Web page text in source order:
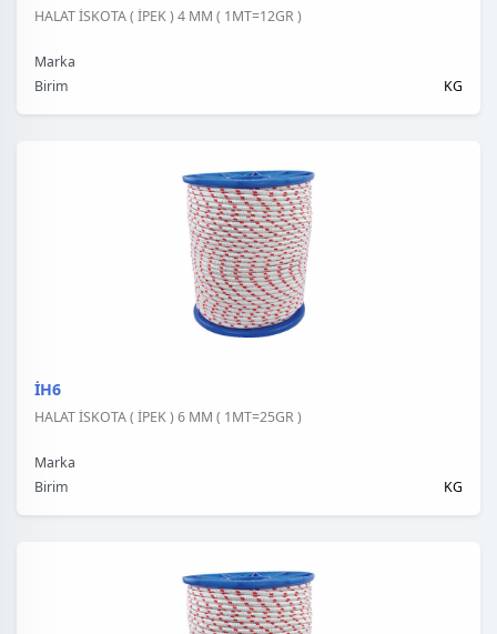
HALAT İSKOTA ( İPEK ) 4 MM ( 1MT=12GR )
Marka
Birim
KG
İH6
HALAT İSKOTA ( İPEK ) 6 MM ( 1MT=25GR )
Marka
Birim
KG